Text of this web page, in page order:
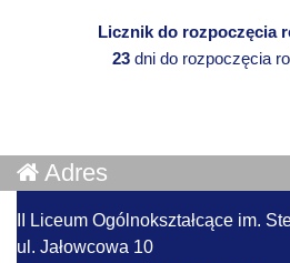
Licznik do rozpoczęcia
23dni do rozpoczęcia
Adres
II Liceum Ogólnokształcące im.
ul. Jałowcowa 10